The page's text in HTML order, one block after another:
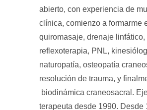
abierto, con experiencia de
clínica, comienzo a formarme
quiromasaje, drenaje linfático,
reflexoterapia, PNL,
naturopatía, osteopatía
resolución de trauma, y
biodinámica craneosacral.
terapeuta desde 1990. Desde